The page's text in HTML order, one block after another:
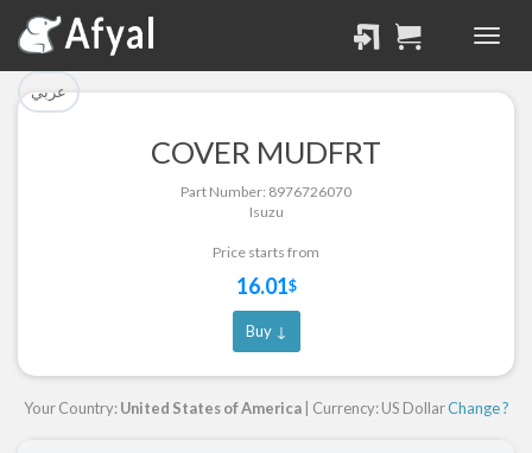
عربي
COVER MUDFRT
Part Number: 8976726070
Isuzu
Price starts from
16.01$
Buy ↓
Your Country:United States of America| Currency: US DollarChange ?
تم إضافة القطعة بنجاح.
Part Successfully
Selected
تم إضافة القطعة للسلة
بنجاح.
Part Added to Cart